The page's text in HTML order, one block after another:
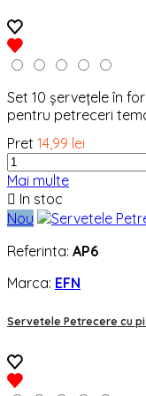
Set 10 șervețele în
pentru petreceri
Pret 14,99 lei
Mai multe
 In stoc
Nou
Referinta: AP6
Marca: EFN
Servetele Petrecere cu